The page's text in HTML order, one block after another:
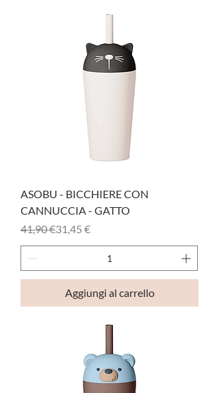
ASOBU - BICCHIERE CON
CANNUCCIA - GATTO
Prezzo regolare
41,90 €
Prezzo scontato
31,45 €
Aggiungi al carrello